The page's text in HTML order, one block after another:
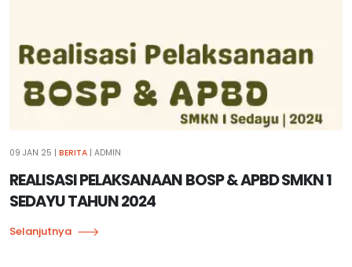
09 JAN 25 | BERITA | ADMIN
REALISASI PELAKSANAAN BOSP & APBD SMKN 1
SEDAYU TAHUN 2024
Selanjutnya